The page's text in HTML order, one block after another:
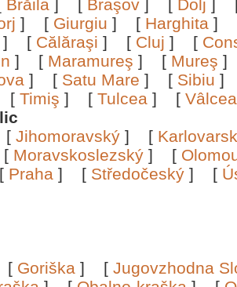
Brăila ] [ Braşov ] [ Dolj ]
] [ Giurgiu ] [ Harghita ]
] [ Călăraşi ] [ Cluj ] [
] [ Maramureş ] [ Mureş
] [ Satu Mare ] [ Sibiu
[ Timiş ] [ Tulcea ] [
[ Jihomoravský ] [
[ Moravskoslezský ] [
[ Praha ] [ Středočeský ] [
[ Goriška ] [ Jugovzhodna